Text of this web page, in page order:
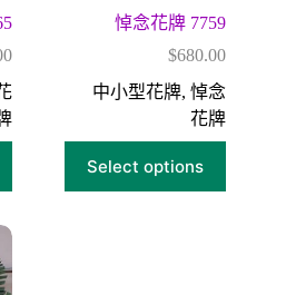
悼念花牌 7759
$680.00
中小型花牌,悼念
花牌
Select options